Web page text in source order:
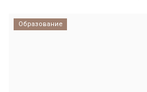
Образование